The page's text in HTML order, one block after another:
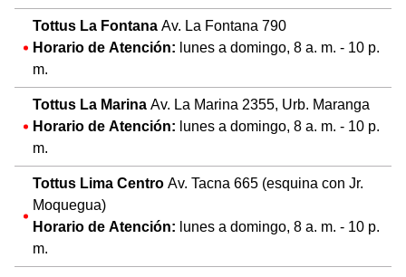
Tottus La Fontana Av. La Fontana 790
Horario de Atención: lunes a domingo, 8 a. m. - 10 p.
m.
Tottus La Marina Av. La Marina 2355, Urb. Maranga
Horario de Atención: lunes a domingo, 8 a. m. - 10 p.
m.
Tottus Lima Centro Av. Tacna 665 (esquina con Jr.
Moquegua)
Horario de Atención: lunes a domingo, 8 a. m. - 10 p.
m.